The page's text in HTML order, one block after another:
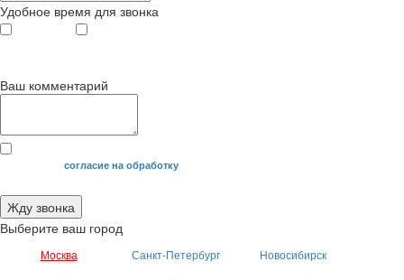
Удобное время для звонка
Ваш комментарий
Я даю своесогласие на обработку
Жду звонка
Выберите ваш город
Москва Санкт-Петербург Новосибирск